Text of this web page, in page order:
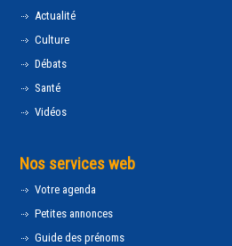
Actualité
Culture
Débats
Santé
Vidéos
Nos services web
Votre agenda
Petites annonces
Guide des prénoms